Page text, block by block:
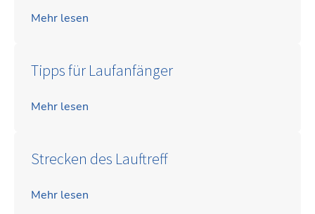
Mehr lesen
Tipps für Laufanfänger
Mehr lesen
Strecken des Lauftreff
Mehr lesen